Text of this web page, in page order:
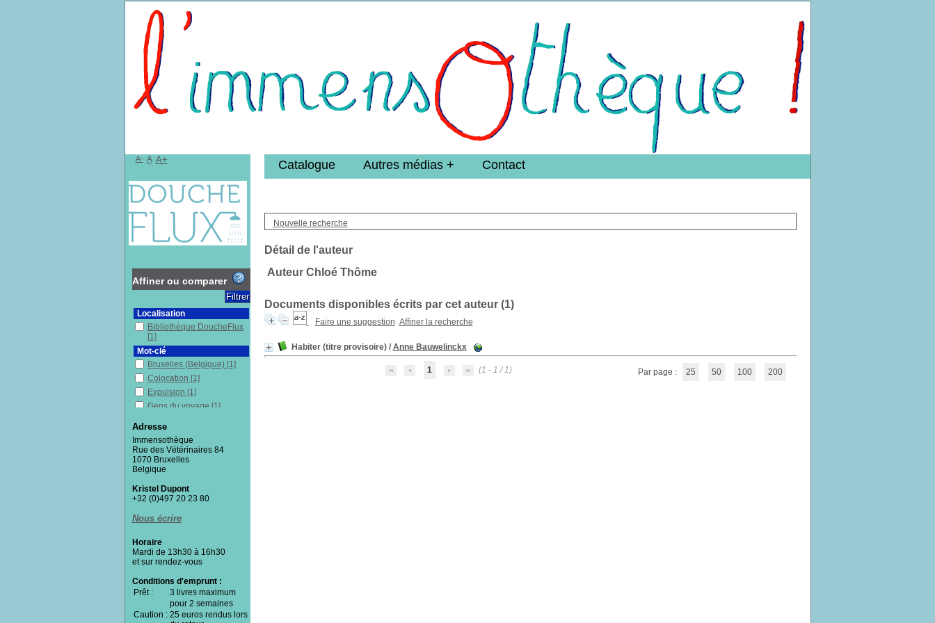
Nouvelle recherche
Détail de l'auteur
Auteur Chloé Thôme
Documents disponibles écrits par cet auteur (1)
Faire une suggestion Affiner la recherche
Habiter (titre provisoire)/ Anne Bauwelinckx
1 (1 - 1 / 1) Par page : 25 50 100 200
Catalogue Autres médias Contact
A- A A+
Affiner ou comparer
Localisation
Bibliothèque DoucheFlux
[1]
Mot-clé
Bruxelles (Belgique) [1]
Colocation [1]
Expulsion [1]
Gens du voyage [1]
Habitats alternatifs
Logement[1]
Occupations précaires
Sans-chez-soi
Squat[1]
Témoignage [1]
Section
Adresse
Immensothèque
Rue des Vétérinaires 84
1070 Bruxelles
Belgique
Kristel Dupont
+32 (0)497 20 23 80
Nous écrire
Horaire
Mardi de 13h30 à 16h30
et sur rendez-vous
Conditions d'emprunt :
Prêt :
3 livres maximum
pour 2 semaines
Caution : 25 euros rendus lors